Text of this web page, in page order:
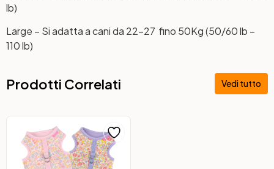
lb)
Large – Si adatta a cani da 22-27 fino 50Kg (50/60 lb –
110 lb)
Prodotti Correlati Vedi tutto